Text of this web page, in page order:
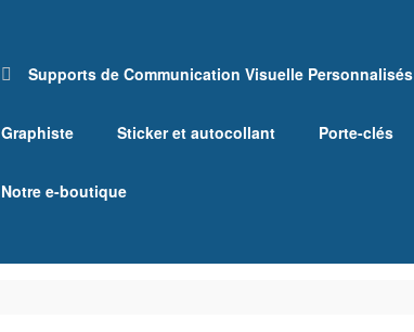
Supports de Communication Visuelle Personnalisés
Graphiste Sticker et autocollant Porte-clés
Notre e-boutique